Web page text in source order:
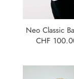
Neo Classic
CHF